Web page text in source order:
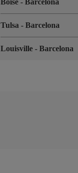
Tulsa-Barcelona
Louisville-Barcelona